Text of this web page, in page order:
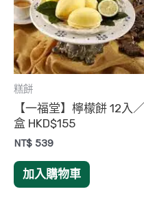
糕餅
【一福堂】檸檬餅 12入／
盒 HKD$155
NT$ 539
加入購物車